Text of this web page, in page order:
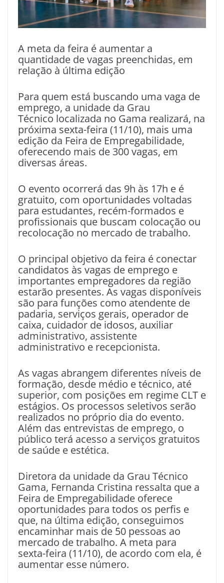
A meta da feira é aumentar a
quantidade de vagas preenchidas, em
relação à última edição
Para quem está buscando uma vaga de
emprego, a unidade da Grau
Técnico localizada no Gama realizará, na
próxima sexta-feira (11/10), mais uma
edição da Feira de Empregabilidade,
oferecendo mais de 300 vagas, em
diversas áreas.
O evento ocorrerá das 9h às 17h e é
gratuito, com oportunidades voltadas
para estudantes, recém-formados e
profissionais que buscam colocação ou
recolocação no mercado de trabalho.
O principal objetivo da feira é conectar
candidatos às vagas de emprego e
importantes empregadores da região
estarão presentes. As vagas disponíveis
são para funções como atendente de
padaria, serviços gerais, operador de
caixa, cuidador de idosos, auxiliar
administrativo, assistente
administrativo e recepcionista.
As vagas abrangem diferentes níveis de
formação, desde médio e técnico, até
superior, com posições em regime CLT e
estágios. Os processos seletivos serão
realizados no próprio dia do evento.
Além das entrevistas de emprego, o
público terá acesso a serviços gratuitos
de saúde e estética.
Diretora da unidade da Grau Técnico
Gama, Fernanda Cristina ressalta que a
Feira de Empregabilidade oferece
oportunidades para todos os perfis e
que, na última edição, conseguimos
encaminhar mais de 50 pessoas ao
mercado de trabalho. A meta para
sexta-feira (11/10), de acordo com ela, é
aumentar esse número.